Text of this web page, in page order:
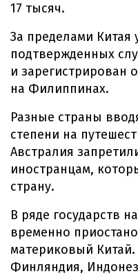
17 тысяч.
За пределами Китая
подтвержденных
и зарегистрирован
на Филиппинах.
Разные страны
степени на
Австралия
иностранцам,
страну.
В ряде государств
временно
материковый Китай.
Финляндия,